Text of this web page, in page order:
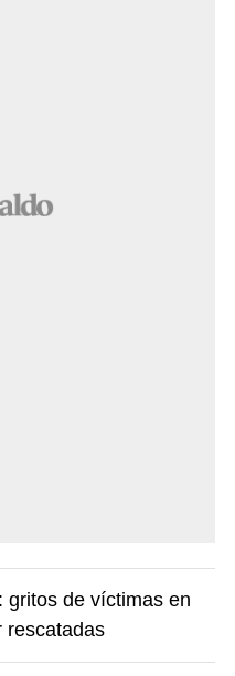
gritos de víctimas en
rescatadas